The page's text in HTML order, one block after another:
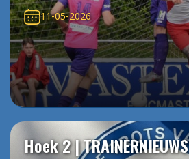
11-05-2026
Hoek 2 | TRAINERNIEUWS